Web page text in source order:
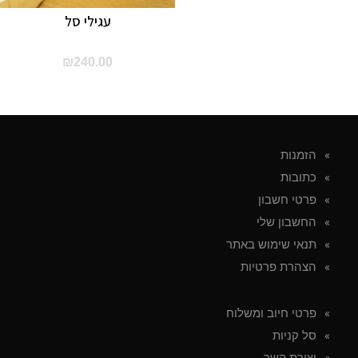
עגילי סל
₪240.00
הזמנות
כתובות
פרטי חשבון
החשבון שלי
תנאי שימוש באתר
הצהרת פרטיות
פרטי חיוב ומשלוח
סל קניות